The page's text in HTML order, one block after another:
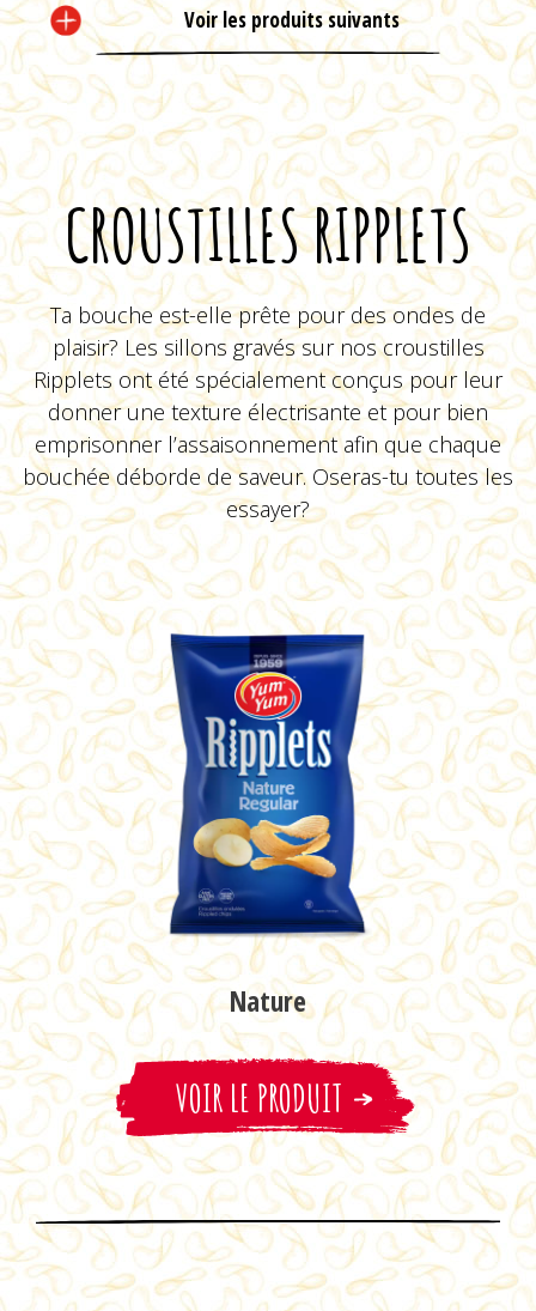
BBQ
VOIR LE PRODUIT
Ketchup
VOIR LE PRODUIT
Voir les produits suivants
CROUSTILLES RIPPLETS
Ta bouche est-elle prête pour des ondes de
plaisir? Les sillons gravés sur nos croustilles
Ripplets ont été spécialement conçus pour leur
donner une texture électrisante et pour bien
emprisonner l’assaisonnement afin que chaque
bouchée déborde de saveur. Oseras-tu toutes les
essayer?
Nature
VOIR LE PRODUIT